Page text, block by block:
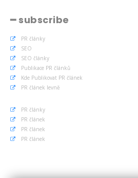
━ subscribe
PR články
SEO
SEO články
Publikace PR článků
Kde Publikovat PR článek
PR článek levně
PR články
PR článek
PR článek
PR článek